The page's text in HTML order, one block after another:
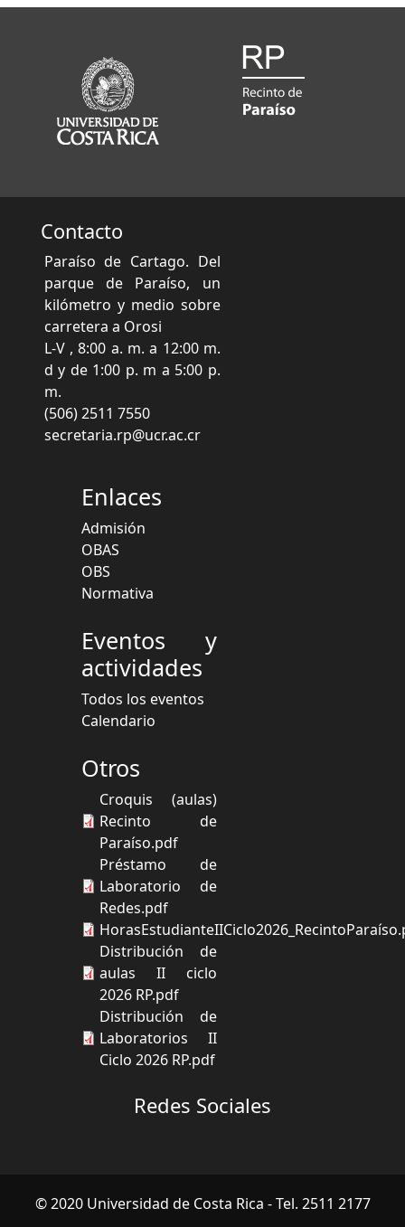
Contacto
Paraíso de Cartago. Del
parque de Paraíso, un
kilómetro y medio sobre
carretera a Orosi
L-V , 8:00 a. m. a 12:00 m.
d y de 1:00 p. m a 5:00 p.
m.
(506) 2511 7550
secretaria.rp@ucr.ac.cr
Enlaces
Admisión
OBAS
OBS
Normativa
Eventos y
actividades
Todos los eventos
Calendario
Otros
Croquis (aulas)
Recinto de
Paraíso.pdf
Préstamo de
Laboratorio de
Redes.pdf
Distribución de
aulas II ciclo
2026 RP.pdf
Distribución de
Laboratorios II
Ciclo 2026 RP.pdf
Redes Sociales
© 2020 Universidad de Costa Rica - Tel. 2511 2177